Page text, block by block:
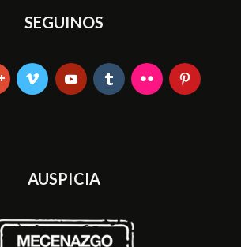
SEGUINOS
AUSPICIA